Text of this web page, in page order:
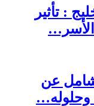
: تأثير
الأسر…
شامل عن
وحلوله…